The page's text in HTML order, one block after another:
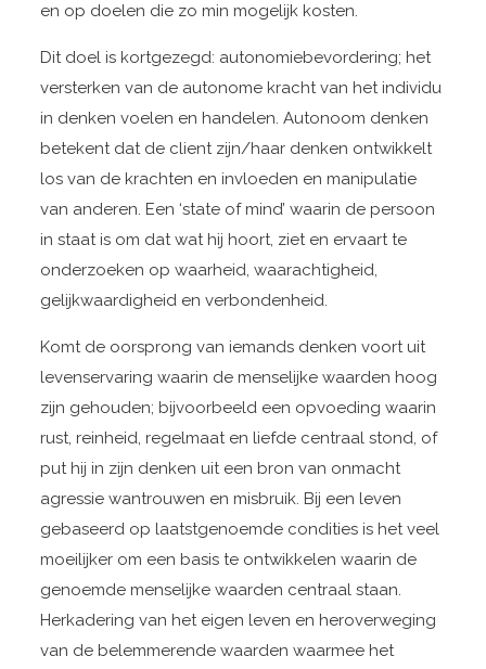
en op doelen die zo min mogelijk kosten.
Dit doel is kortgezegd: autonomiebevordering; het
versterken van de autonome kracht van het individu
in denken voelen en handelen. Autonoom denken
betekent dat de client zijn/haar denken ontwikkelt
los van de krachten en invloeden en manipulatie
van anderen. Een ‘state of mind’ waarin de persoon
in staat is om dat wat hij hoort, ziet en ervaart te
onderzoeken op waarheid, waarachtigheid,
gelijkwaardigheid en verbondenheid.
Komt de oorsprong van iemands denken voort uit
levenservaring waarin de menselijke waarden hoog
zijn gehouden; bijvoorbeeld een opvoeding waarin
rust, reinheid, regelmaat en liefde centraal stond, of
put hij in zijn denken uit een bron van onmacht
agressie wantrouwen en misbruik. Bij een leven
gebaseerd op laatstgenoemde condities is het veel
moeilijker om een basis te ontwikkelen waarin de
genoemde menselijke waarden centraal staan.
Herkadering van het eigen leven en heroverweging
van de belemmerende waarden waarmee het